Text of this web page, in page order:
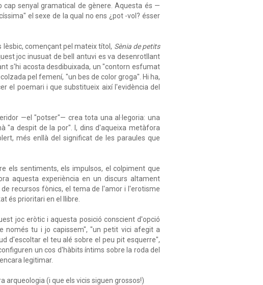
senyal gramatical de gènere. Aquesta és —
el sexe de la qual no ens ¿pot -vol? ésser
lèsbic, començant pel mateix títol, Sènia de petits
joc inusuat de bell antuvi es va desenrotllant
s'hi acosta desdibuixada, un "contorn esfumat
pel femení, "un bes de color groga". Hi ha,
el poemari i que substitueix així l'evidència del
—el "potser"— crea tota una al·legoria: una
"a despit de la por". I, dins d'aqueixa metàfora
més enllà del significat de les paraules que
els sentiments, els impulsos, el colpiment que
aquesta experiència en un discurs altament
recursos fònics, el tema de l'amor i l'erotisme
és prioritari en el llibre.
joc eròtic i aquesta posició conscient d'opció
només tu i jo capissem", "un petit vici afegit a
d'escoltar el teu alé sobre el peu pit esquerre",
un cos d'hàbits íntims sobre la roda del
legitimar.
arqueologia (i que els vicis siguen grossos!)